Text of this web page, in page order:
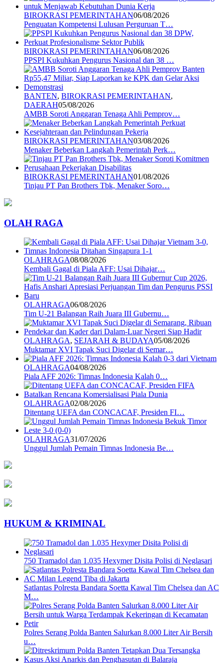
BIROKRASI PEMERINTAHAN06/08/2026
Penguatan Kompetensi Lulusan Perguruan T…
BIROKRASI PEMERINTAHAN06/08/2026
PPSPI Kukuhkan Pengurus Nasional dan 38 …
BANTEN, BIROKRASI PEMERINTAHAN,
DAERAH05/08/2026
AMBB Soroti Anggaran Tenaga Ahli Pemprov…
BIROKRASI PEMERINTAHAN03/08/2026
Menaker Beberkan Langkah Pemerintah Perk…
BIROKRASI PEMERINTAHAN01/08/2026
Tinjau PT Pan Brothers Tbk, Menaker Soro…
OLAH RAGA
OLAHRAGA08/08/2026
Kembali Gagal di Piala AFF: Usai Dihajar…
OLAHRAGA06/08/2026
Tim U-21 Balangan Raih Juara III Gubernu…
OLAHRAGA, SEJARAH & BUDAYA05/08/2026
Muktamar XVI Tapak Suci Digelar di Semar…
OLAHRAGA04/08/2026
Piala AFF 2026: Timnas Indonesia Kalah 0…
OLAHRAGA02/08/2026
Ditentang UEFA dan CONCACAF, Presiden FI…
OLAHRAGA31/07/2026
Unggul Jumlah Pemain Timnas Indonesia Be…
HUKUM & KRIMINAL
750 Tramadol dan 1.035 Hexymer Disita Polisi di Neglasari
Satlantas Polresta Bandara Soetta Kawal Tim Chelsea dan AC
M…
Polres Serang Polda Banten Salurkan 8.000 Liter Air Bersih
u…